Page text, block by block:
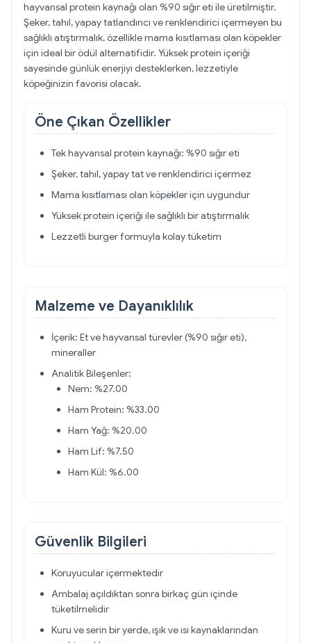
hayvansal protein kaynağı olan %90 sığır eti ile üretilmiştir.
Şeker, tahıl, yapay tatlandırıcı ve renklendirici içermeyen bu
sağlıklı atıştırmalık, özellikle mama kısıtlaması olan köpekler
için ideal bir ödül alternatifidir. Yüksek protein içeriği
sayesinde günlük enerjiyi desteklerken, lezzetiyle
köpeğinizin favorisi olacak.
Öne Çıkan Özellikler
Tek hayvansal protein kaynağı: %90 sığır eti
Şeker, tahıl, yapay tat ve renklendirici içermez
Mama kısıtlaması olan köpekler için uygundur
Yüksek protein içeriği ile sağlıklı bir atıştırmalık
Lezzetli burger formuyla kolay tüketim
Malzeme ve Dayanıklılık
İçerik: Et ve hayvansal türevler (%90 sığır eti),
mineraller
Analitik Bileşenler:
Nem: %27.00
Ham Protein: %33.00
Ham Yağ: %20.00
Ham Lif: %7.50
Ham Kül: %6.00
Güvenlik Bilgileri
Koruyucular içermektedir
Ambalaj açıldıktan sonra birkaç gün içinde
tüketilmelidir
Kuru ve serin bir yerde, ışık ve ısı kaynaklarından